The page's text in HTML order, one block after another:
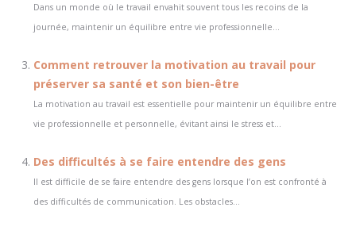
Dans un monde où le travail envahit souvent tous les recoins de la
journée, maintenir un équilibre entre vie professionnelle...
Comment retrouver la motivation au travail pour
préserver sa santé et son bien-être
La motivation au travail est essentielle pour maintenir un équilibre entre
vie professionnelle et personnelle, évitant ainsi le stress et...
Des difficultés à se faire entendre des gens
Il est difficile de se faire entendre des gens lorsque l’on est confronté à
des difficultés de communication. Les obstacles...